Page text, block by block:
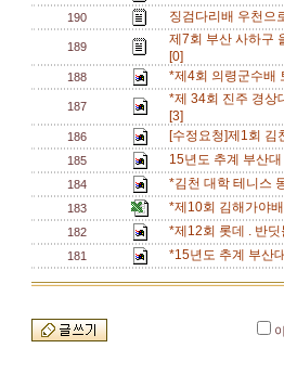
190 징검다리배 우천
189
제7회 부산 사하구
[0]
188 *제4회 의령군수배
187
*제 34회 진주 경상
[3]
186 [수정요청]제1회
185 15년도 추계 부산
184 *김천 대학 테니스
183 *제10회 김해가야
182 *제12회 롯데 . 반
181 *15년도 추계 부산